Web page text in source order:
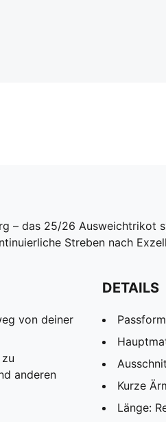
– das 25/26
Streben nach
von deiner
anderen
DETAILS
Kurze
Länge: